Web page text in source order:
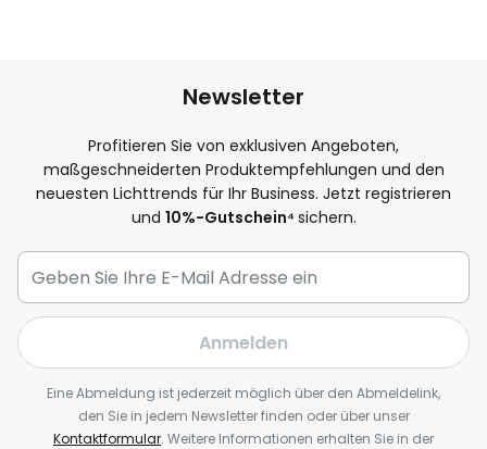
Newsletter
Profitieren Sie von exklusiven Angeboten,
maßgeschneiderten Produktempfehlungen und den
neuesten Lichttrends für Ihr Business. Jetzt registrieren
und 10%-Gutschein⁴ sichern.
Anmelden
Eine Abmeldung ist jederzeit möglich über den Abmeldelink,
den Sie in jedem Newsletter finden oder über unser
Kontaktformular. Weitere Informationen erhalten Sie in der